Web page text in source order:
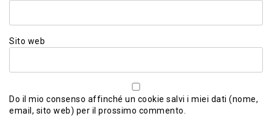
Sito web
Do il mio consenso affinché un cookie salvi i miei dati (nome,
email, sito web) per il prossimo commento.